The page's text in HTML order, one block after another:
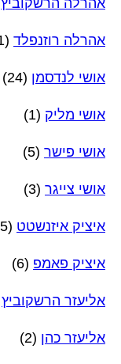
אהרלה רוזנפלד (1)
אושי לנדסמן (24)
אושי מליק (1)
אושי פישר (5)
אושי צייגר (3)
איציק איזנשטט (35)
איציק פאמפ (6)
אליעזר הרשקוביץ
אליעזר כהן (2)